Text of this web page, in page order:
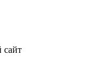
сайт